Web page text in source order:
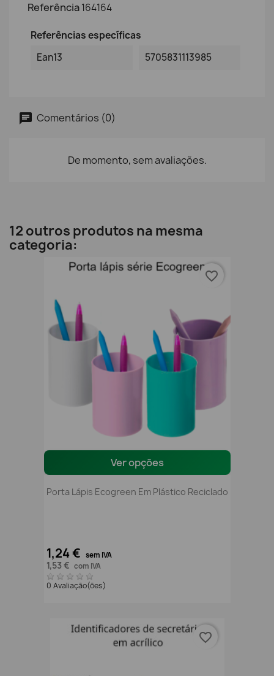
Referência164164
Referências específicas
Ean13
5705831113985
Comentários (0)
De momento, sem avaliações.
12 outros produtos na mesma
categoria:
Ver opções
Porta Lápis Ecogreen Em Plástico Reciclado
1,24 € sem IVA
1,53 € com IVA
0 Avaliação(ões)
favorite_border
favorite_border